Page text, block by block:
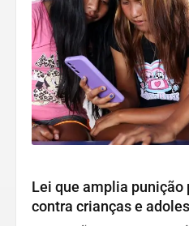
Lei que amplia
contra crianças e